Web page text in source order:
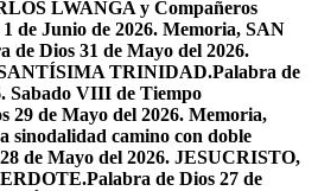
LWANGA y Compañeros
de Junio de 2026. Memoria, SAN
de Dios 31 de Mayo del 2026.
TRINIDAD.Palabra de
Sabado VIII de Tiempo
29 de Mayo del 2026. Memoria,
sinodalidad camino con doble
de Mayo del 2026. JESUCRISTO,
Palabra de Dios 27 de